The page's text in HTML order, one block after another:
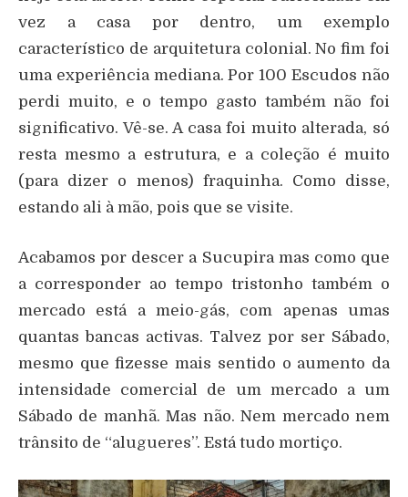
vez a casa por dentro, um exemplo
característico de arquitetura colonial. No fim foi
uma experiência mediana. Por 100 Escudos não
perdi muito, e o tempo gasto também não foi
significativo. Vê-se. A casa foi muito alterada, só
resta mesmo a estrutura, e a coleção é muito
(para dizer o menos) fraquinha. Como disse,
estando ali à mão, pois que se visite.
Acabamos por descer a Sucupira mas como que
a corresponder ao tempo tristonho também o
mercado está a meio-gás, com apenas umas
quantas bancas activas. Talvez por ser Sábado,
mesmo que fizesse mais sentido o aumento da
intensidade comercial de um mercado a um
Sábado de manhã. Mas não. Nem mercado nem
trânsito de “alugueres”. Está tudo mortiço.